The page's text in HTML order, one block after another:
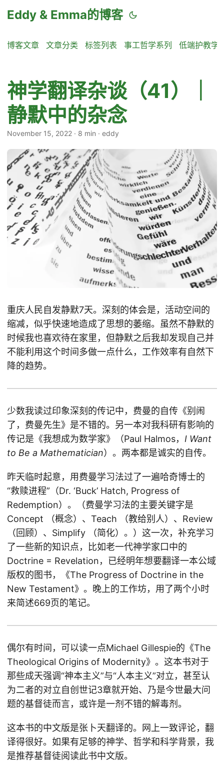
Eddy & Emma的博客
博客文章 文章分类 标签列表 事工哲学系列 低端护教学
神学翻译杂谈（41）｜
静默中的杂念
November 15, 2022 · 8 min · eddy
重庆人民自发静默7天。深刻的体会是，活动空间的
缩减，似乎快速地造成了思想的萎缩。虽然不静默的
时候我也喜欢待在家里，但静默之后我却发现自己并
不能利用这个时间多做一点什么，工作效率有自然下
降的趋势。
少数我读过印象深刻的传记中，费曼的自传《别闹
了，费曼先生》是不错的。另一本对我科研有影响的
传记是《我想成为数学家》（Paul Halmos， I Want
to Be a Mathematician）。两本都是诚实的自传。
昨天临时起意，用费曼学习法过了一遍哈奇博士的
“救赎进程”（Dr. ‘Buck’ Hatch, Progress of
Redemption）。（费曼学习法的主要关键字是
Concept （概念）、Teach （教给别人）、Review
（回顾）、Simplify （简化）。）这一次，补充学习
了一些新的知识点，比如老一代神学家口中的
Doctrine = Revelation，已经明年想要翻译一本公域
版权的图书，《The Progress of Doctrine in the
New Testament》。晚上的工作坊，用了两个小时
来简述669页的笔记。
偶尔有时间，可以读一点Michael Gillespie的《The
Theological Origins of Modernity》。这本书对于
那些成天强调“神本主义”与“人本主义”对立，甚至认
为二者的对立自创世记3章就开始、乃是今世最大问
题的基督徒而言，或许是一剂不错的解毒剂。
这本书的中文版是张卜天翻译的。网上一致评论，翻
译得很好。如果有足够的神学、哲学和科学背景，我
是推荐基督徒阅读此书中文版。